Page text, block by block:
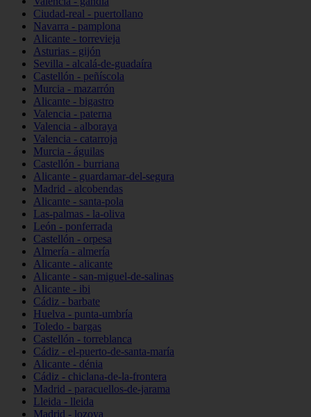
Ciudad-real - puertollano
Navarra - pamplona
Alicante - torrevieja
Asturias - gijón
Sevilla - alcalá-de-guadaíra
Castellón - peñíscola
Murcia - mazarrón
Alicante - bigastro
Valencia - paterna
Valencia - alboraya
Valencia - catarroja
Murcia - águilas
Castellón - burriana
Alicante - guardamar-del-segura
Madrid - alcobendas
Alicante - santa-pola
Las-palmas - la-oliva
León - ponferrada
Castellón - orpesa
Almería - almería
Alicante - alicante
Alicante - san-miguel-de-salinas
Alicante - ibi
Cádiz - barbate
Huelva - punta-umbría
Toledo - bargas
Castellón - torreblanca
Cádiz - el-puerto-de-santa-maría
Alicante - dénia
Cádiz - chiclana-de-la-frontera
Madrid - paracuellos-de-jarama
Lleida - lleida
Madrid - lozoya